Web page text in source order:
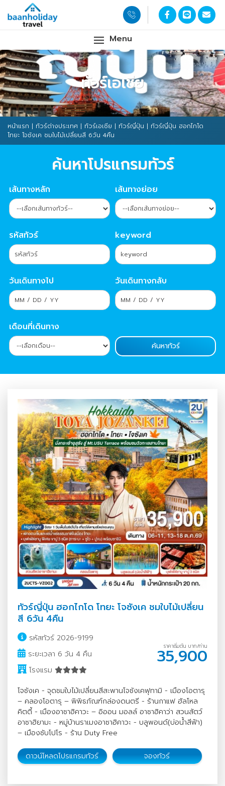
Menu
ทัวร์เอเชีย
หน้าแรก | ทัวร์ต่างประเทศ | ทัวร์เอเชีย | ทัวร์ญี่ปุ่น | ทัวร์ญี่ปุ่น ฮอกไกโด
โทยะ โจซังเค ชมใบไม้เปลี่ยนสี 6วัน 4คืน
ค้นหาโปรแกรมทัวร์
เส้นทางหลัก เส้นทางย่อย
รหัสทัวร์ keyword
วันเดินทางไป วันเดินทางกลับ
เดือนที่เดินทาง
ทัวร์ญี่ปุ่น ฮอกไกโด โทยะ โจซังเค ชมใบไม้เปลี่ยน
สี 6วัน 4คืน
รหัสทัวร์ 2026-9199
ระยะเวลา 6 วัน 4 คืน
โรงแรม
ราคาเริ่มต้น บาท/ท่าน
35,900
โจซังเค - จุดชมใบไม้เปลี่ยนสีสะพานโจซังเคฟุทามิ - เมืองโอตารุ
– คลองโอตารุ – พิพิธภัณฑ์กล่องดนตรี - ร้านกาแฟ ฮัลโหล
คิตตี้ - เมืองอาซาฮิคาวะ – อิออน มอลล์ อาซาฮิคาว่า สวนสัตว์
อาซาฮิยามะ - หมู่บ้านราเมงอาซาฮิคาวะ - บลูพอนด์(บ่อน้ำสีฟ้า)
– เมืองซับโปโร - ร้าน Duty Free
ดาวน์โหลดโปรแกรมทัวร์ จองทัวร์